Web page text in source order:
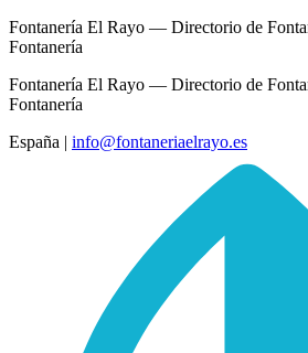
Fontanería El Rayo — Directorio de
Fontanería
Fontanería El Rayo — Directorio de
Fontanería
España | info@fontaneriaelrayo.es